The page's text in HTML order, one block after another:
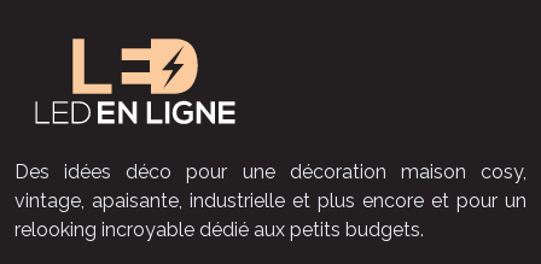
Des idées déco pour une décoration maison cosy,
vintage, apaisante, industrielle et plus encore et pour un
relooking incroyable dédié aux petits budgets.